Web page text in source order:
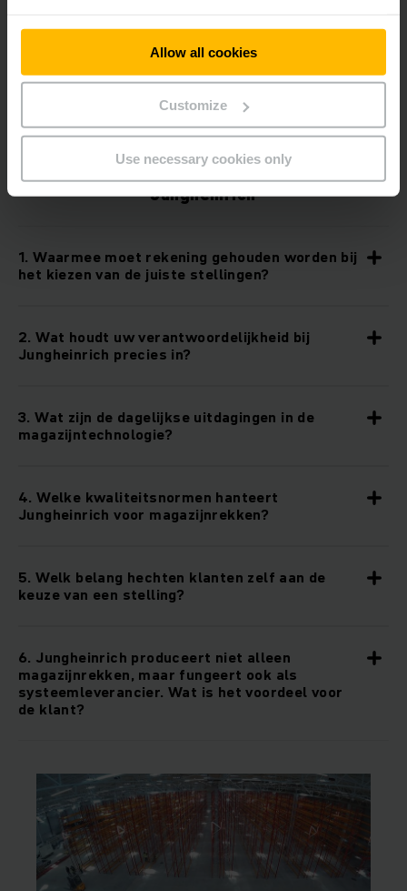
Allow all cookies
Customize
Use necessary cookies only
altijd een stap voor.
6 vragen aan Marco Harder
Hoofd Technologie & Productontwikkeling
Jungheinrich
1. Waarmee moet rekening gehouden worden bij
het kiezen van de juiste stellingen?
2. Wat houdt uw verantwoordelijkheid bij
Jungheinrich precies in?
3. Wat zijn de dagelijkse uitdagingen in de
magazijntechnologie?
4. Welke kwaliteitsnormen hanteert
Jungheinrich voor magazijnrekken?
5. Welk belang hechten klanten zelf aan de
keuze van een stelling?
6. Jungheinrich produceert niet alleen
magazijnrekken, maar fungeert ook als
systeemleverancier. Wat is het voordeel voor
de klant?